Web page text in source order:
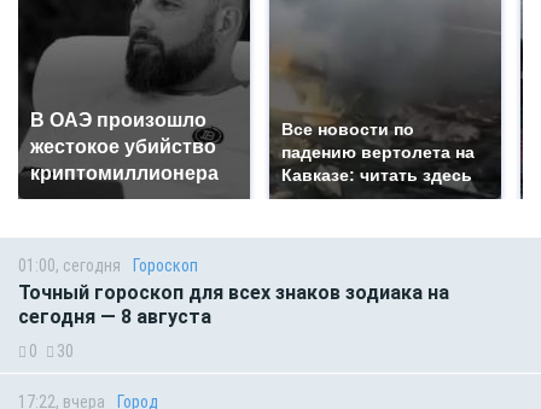
В ОАЭ произошло
жестокое убийство
криптомиллионера
Все новости по
падению вертолета на
Кавказе: читать здесь
01:00, сегодня Гороскоп
Точный гороскоп для всех знаков зодиака на
сегодня — 8 августа
0 30
17:22, вчера Город